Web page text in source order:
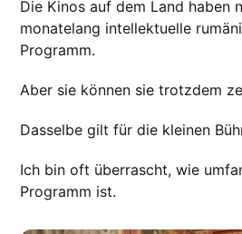
Die Kinos auf dem Land haben
monatelang intellektuelle
Programm.
Aber sie können sie trotzdem
Dasselbe gilt für die kleinen
Ich bin oft überrascht, wie
Programm ist.